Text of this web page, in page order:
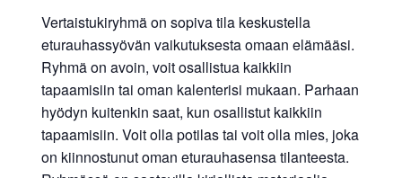
Vertaistukiryhmä on sopiva tila keskustella
eturauhassyövän vaikutuksesta omaan elämääsi.
Ryhmä on avoin, voit osallistua kaikkiin
tapaamisiin tai oman kalenterisi mukaan. Parhaan
hyödyn kuitenkin saat, kun osallistut kaikkiin
tapaamisiin. Voit olla potilas tai voit olla mies, joka
on kiinnostunut oman eturauhasensa tilanteesta.